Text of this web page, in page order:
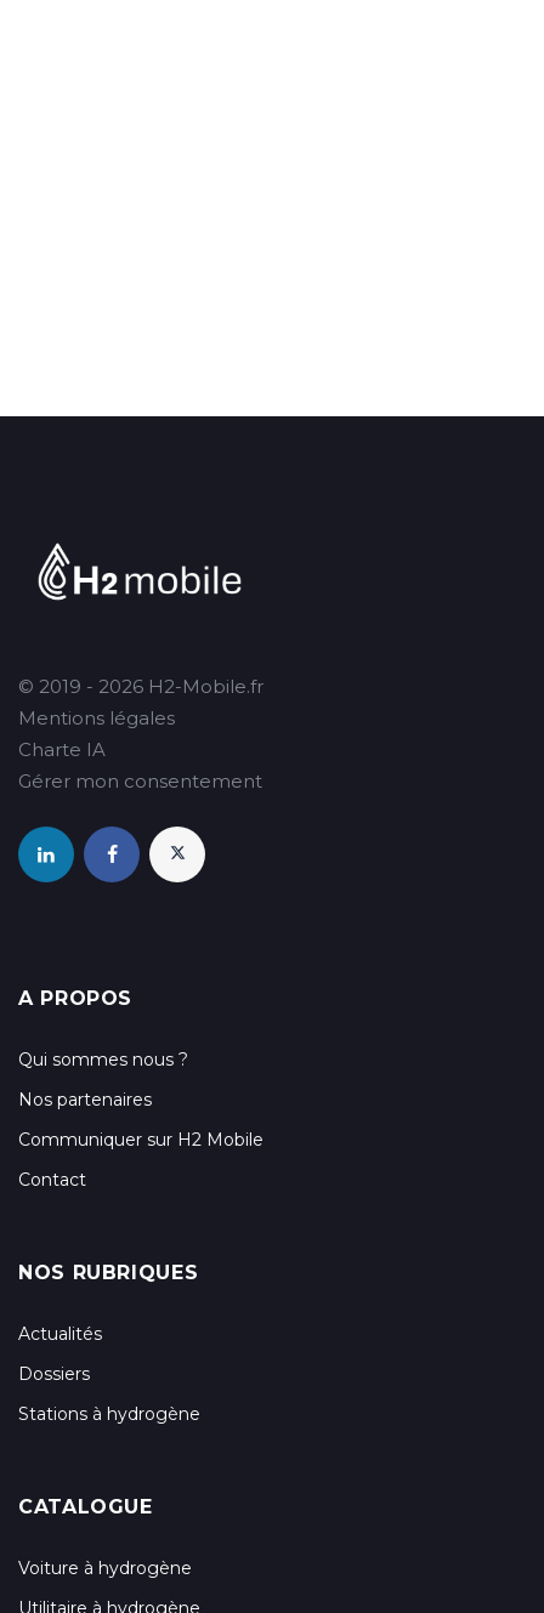
© 2019 - 2026 H2-Mobile.fr
Mentions légales
Charte IA
Gérer mon consentement
A PROPOS
Qui sommes nous ?
Nos partenaires
Communiquer sur H2 Mobile
Contact
NOS RUBRIQUES
Actualités
Dossiers
Stations à hydrogène
CATALOGUE
Voiture à hydrogène
Utilitaire à hydrogène